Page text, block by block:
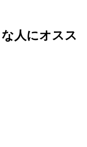
人にオスス